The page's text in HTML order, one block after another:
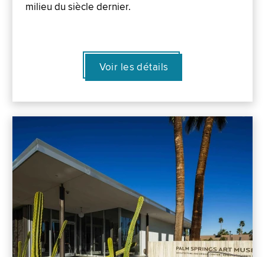
milieu du siècle dernier.
Voir les détails